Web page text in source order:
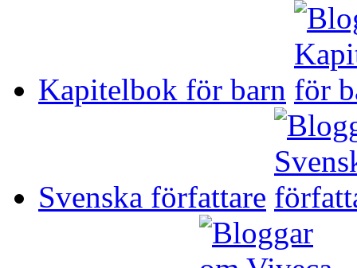
Kapitelbok för barn
Svenska författare